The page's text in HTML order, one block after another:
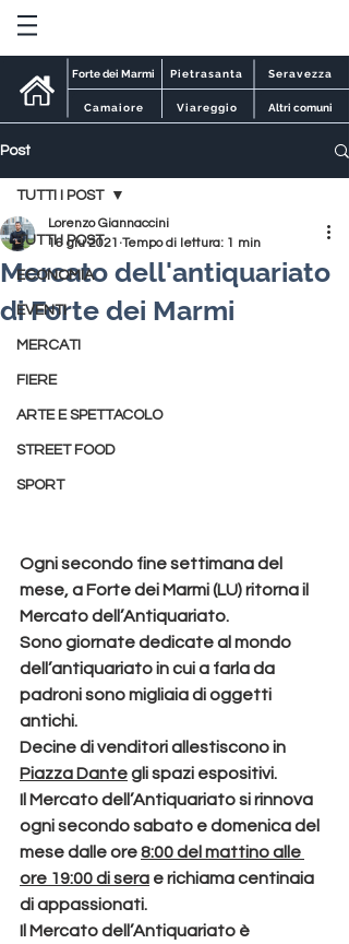
Forte dei Marmi Pietrasanta Seravezza
Camaiore Viareggio Altri comuni
Post
TUTTI I POST
ECONOMIA
EVENTI
MERCATI
FIERE
ARTE E SPETTACOLO
STREET FOOD
SPORT
TUTTI I POST
Mercato dell'antiquariato
di Forte dei Marmi
Lorenzo Giannaccini
16 giu 2021 Tempo di lettura: 1 min
Ogni secondo fine settimana del
mese, a Forte dei Marmi (LU) ritorna il
Mercato dell’Antiquariato.
Sono giornate dedicate al mondo
dell’antiquariato in cui a farla da
padroni sono migliaia di oggetti
antichi.
Decine di venditori allestiscono in
Piazza Dante gli spazi espositivi.
Il Mercato dell’Antiquariato si rinnova
ogni secondo sabato e domenica del
mese dalle ore 8:00 del mattino alle
ore 19:00 di sera e richiama centinaia
di appassionati.
Il Mercato dell’Antiquariato è